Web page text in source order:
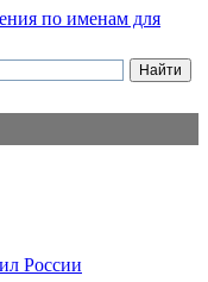
по именам для
России